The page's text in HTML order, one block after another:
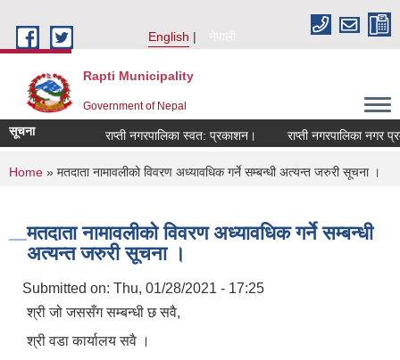
English
नेपाली
Rapti Municipality
Government of Nepal
सूचना राप्ती नगरपालिका स्वत: प्रकाशन। राप्ती नगरपालिका नगर
You are here
Home » मतदाता नामावलीको विवरण अध्यावधिक गर्ने सम्बन्धी अत्यन्त जरुरी सूचना ।
मतदाता नामावलीको विवरण अध्यावधिक गर्ने सम्बन्धी
अत्यन्त जरुरी सूचना ।
Submitted on: Thu, 01/28/2021 - 17:25
श्री जो जससँग सम्बन्धी छ सवै,
श्री वडा कार्यालय सवै ।